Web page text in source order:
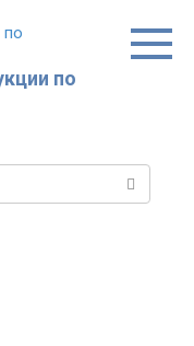
по